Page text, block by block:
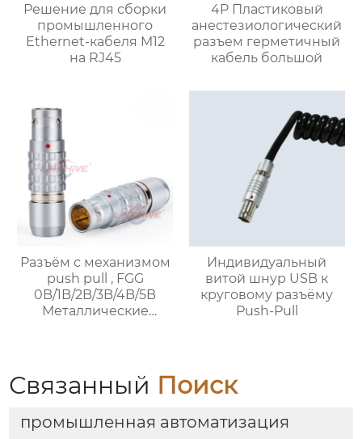
Решение для сборки
промышленного
Ethernet-кабеля M12
на RJ45
4P Пластиковый
анестезиологический
разъем герметичный
кабель большой
Разъём с механизмом
push pull , FGG
0B/1B/2B/3B/4B/5B
Металлические
Индивидуальный
витой шнур USB к
круговому разъёму
Push-Pull
Связанный Поиск
промышленная автоматизация